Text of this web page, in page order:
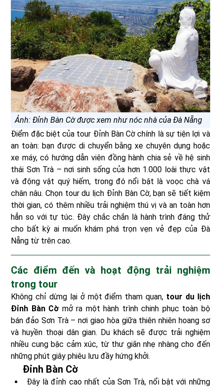
Ảnh: Đỉnh Bàn Cờ được xem như nóc nhà của Đà Nẵng
Điểm đặc biệt của tour Đỉnh Bàn Cờ chính là sự tiện lợi và
an toàn: bạn được di chuyển bằng xe chuyên dụng hoặc
xe máy, có hướng dẫn viên đồng hành chia sẻ về hệ sinh
thái Sơn Trà – nơi sinh sống của hơn 1.000 loài thực vật
và động vật quý hiếm, trong đó nổi bật là voọc chà vá
chân nâu. Chọn tour du lịch Đỉnh Bàn Cờ, bạn sẽ tiết kiệm
thời gian, có thêm nhiều trải nghiệm thú vị và an toàn hơn
hẳn so với tự túc. Đây chắc chắn là hành trình đáng thử
cho bất kỳ ai muốn khám phá trọn vẹn vẻ đẹp của Đà
Nẵng từ trên cao.
Các điểm đến và hoạt động trải nghiệm
trong tour
Không chỉ dừng lại ở một điểm tham quan, tour du lịch
Đỉnh Bàn Cờ mở ra một hành trình chinh phục toàn bộ
bán đảo Sơn Trà – nơi giao hòa giữa thiên nhiên hoang sơ
và huyền thoại dân gian. Du khách sẽ được trải nghiệm
nhiều cung bậc cảm xúc, từ thư giãn nhẹ nhàng cho đến
những phút giây phiêu lưu đầy hứng khởi.
Đỉnh Bàn Cờ
Đây là đỉnh cao nhất của Sơn Trà, nổi bật với những